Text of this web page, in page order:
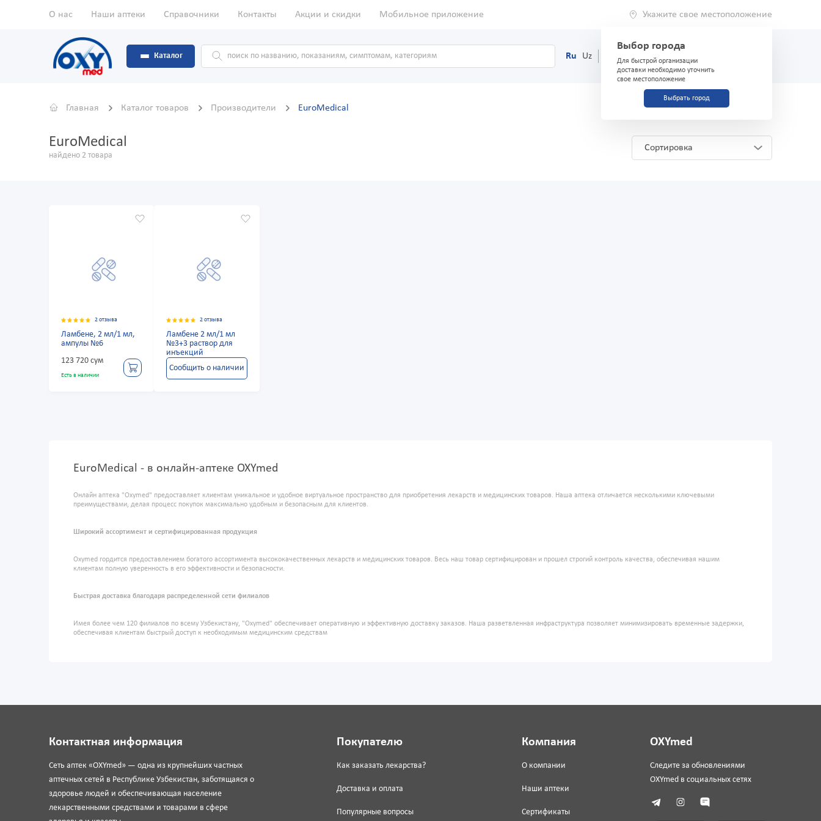
О нас Наши аптеки Справочники Контакты Акции и скидки Мобильное приложение Укажите свое местоположение
Выбор города
Для быстрой организации
доставки необходимо уточнить
свое местоположение
Выбрать город
Каталог Ru Uz (71) 200-03-03
Главная Каталог товаров Производители EuroMedical
EuroMedical
найдено 2 товара
Сортировка
2 отзыва
Ламбене, 2 мл/1 мл,
ампулы №6
123 720 сум
Есть в наличии
2 отзыва
Ламбене 2 мл/1 мл
№3+3 раствор для
инъекций
Сообщить о наличии
EuroMedical - в онлайн-аптеке OXYmed
Онлайн аптека "Oxymed" предоставляет клиентам уникальное и удобное виртуальное пространство для приобретения лекарств и медицинских товаров. Наша аптека отличается несколькими ключевыми
преимуществами, делая процесс покупок максимально удобным и безопасным для клиентов.
Широкий ассортимент и сертифицированная продукция
Oxymed гордится предоставлением богатого ассортимента высококачественных лекарств и медицинских товаров. Весь наш товар сертифицирован и прошел строгий контроль качества, обеспечивая нашим
клиентам полную уверенность в его эффективности и безопасности.
Быстрая доставка благодаря распределенной сети филиалов
Имея более чем 120 филиалов по всему Узбекистану, "Oxymed" обеспечивает оперативную и эффективную доставку заказов. Наша разветвленная инфраструктура позволяет минимизировать временные задержки,
обеспечивая клиентам быстрый доступ к необходимым медицинским средствам
Контактная информация
Сеть аптек «OXYmed» — одна из крупнейших частных
аптечных сетей в Республике Узбекистан, заботящаяся о
здоровье людей и обеспечивающая население
лекарственными средствами и товарами в сфере
Покупателю
Как заказать лекарства?
Доставка и оплата
Популярные вопросы
Компания
О компании
Наши аптеки
Сертификаты
OXYmed
Следите за обновлениями
OXYmed в социальных сетях